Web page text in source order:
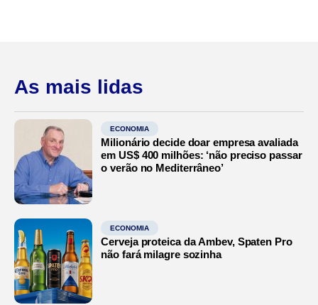
As mais lidas
ECONOMIA
Milionário decide doar empresa avaliada
em US$ 400 milhões: ‘não preciso passar
o verão no Mediterrâneo’
ECONOMIA
Cerveja proteica da Ambev, Spaten Pro
não fará milagre sozinha